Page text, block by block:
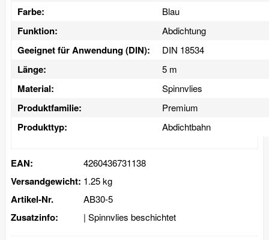
Farbe: Blau
Funktion: Abdichtung
Geeignet für Anwendung (DIN): DIN 18534
Länge: 5 m
Material: Spinnvlies
Produktfamilie: Premium
Produkttyp: Abdichtbahn
EAN: 4260436731138
Versandgewicht: 1.25 kg
Artikel-Nr. AB30-5
Zusatzinfo: | Spinnvlies beschichtet